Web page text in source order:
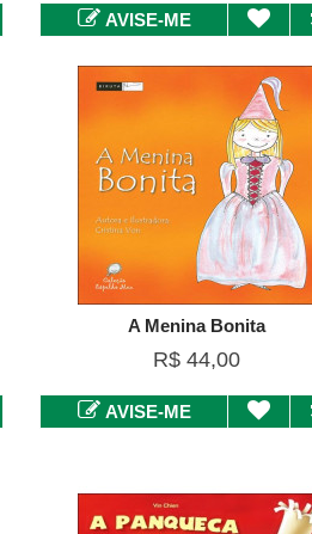
AVISE-ME
A Menina Bonita
R$ 44,00
AVISE-ME